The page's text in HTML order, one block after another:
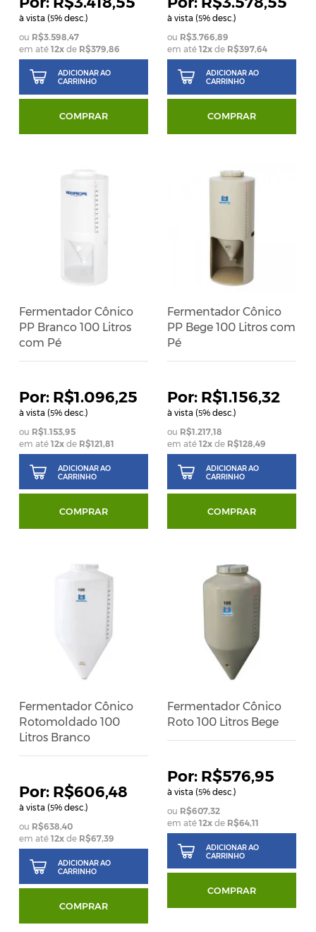
à vista (5% desc.)
R$3.598,47
em até12x de R$379,86
ADICIONAR AO
CARRINHO
COMPRAR
à vista (5% desc.)
R$3.766,89
em até 12xde R$397,64
ADICIONAR AO
CARRINHO
COMPRAR
Fermentador Cônico
PP Branco 100 Litros
com Pé
R$1.096,25
à vista (5% desc.)
R$1.153,95
em até12x de R$121,81
ADICIONAR AO
CARRINHO
COMPRAR
Fermentador Cônico
PP Bege 100 Litros com
Pé
R$1.156,32
à vista (5% desc.)
R$1.217,18
em até 12xde R$128,49
ADICIONAR AO
CARRINHO
COMPRAR
Fermentador Cônico
Rotomoldado 100
Litros Branco
R$606,48
à vista (5% desc.)
R$638,40
em até12x de R$67,39
ADICIONAR AO
CARRINHO
COMPRAR
Fermentador Cônico
Roto 100 Litros Bege
R$576,95
à vista (5% desc.)
R$607,32
em até 12xde R$64,11
ADICIONAR AO
CARRINHO
COMPRAR